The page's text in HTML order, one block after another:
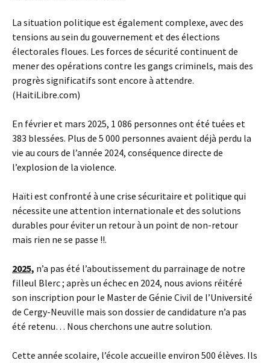
La situation politique est également complexe, avec des
tensions au sein du gouvernement et des élections
électorales floues. Les forces de sécurité continuent de
mener des opérations contre les gangs criminels, mais des
progrès significatifs sont encore à attendre.
(HaitiLibre.com)
En février et mars 2025, 1 086 personnes ont été tuées et
383 blessées. Plus de 5 000 personnes avaient déjà perdu la
vie au cours de l’année 2024, conséquence directe de
l’explosion de la violence.
Haïti est confronté à une crise sécuritaire et politique qui
nécessite une attention internationale et des solutions
durables pour éviter un retour à un point de non-retour
mais rien ne se passe !!.
2025, n’a pas été l’aboutissement du parrainage de notre
filleul Blerc ; après un échec en 2024, nous avions réitéré
son inscription pour le Master de Génie Civil de l’Université
de Cergy-Neuville mais son dossier de candidature n’a pas
été retenu… Nous cherchons une autre solution.
Cette année scolaire, l’école accueille environ 500 élèves. Ils